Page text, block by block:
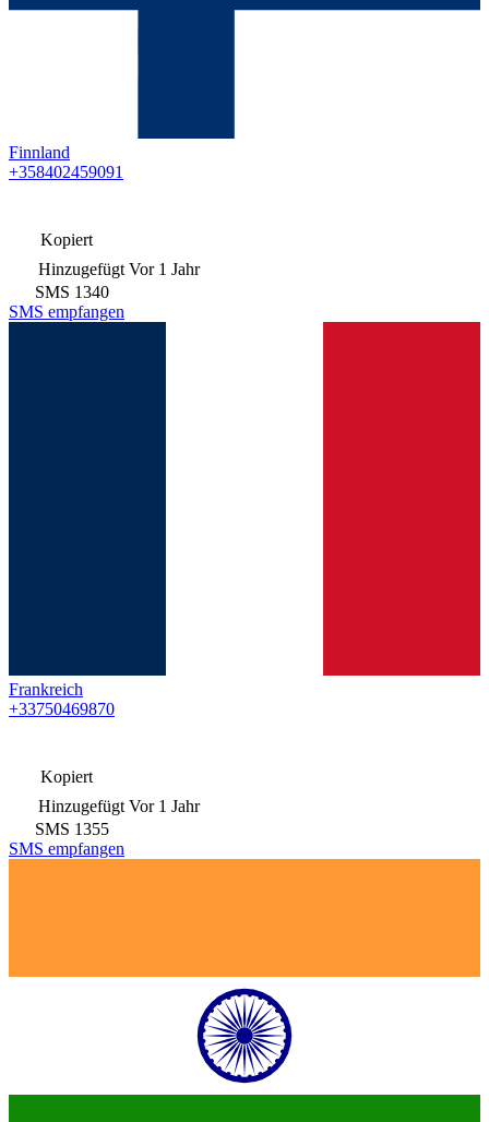
Finnland
+358402459091
Kopiert
Hinzugefügt Vor 1 Jahr
SMS 1340
SMS empfangen
Frankreich
+33750469870
Kopiert
Hinzugefügt Vor 1 Jahr
SMS 1355
SMS empfangen